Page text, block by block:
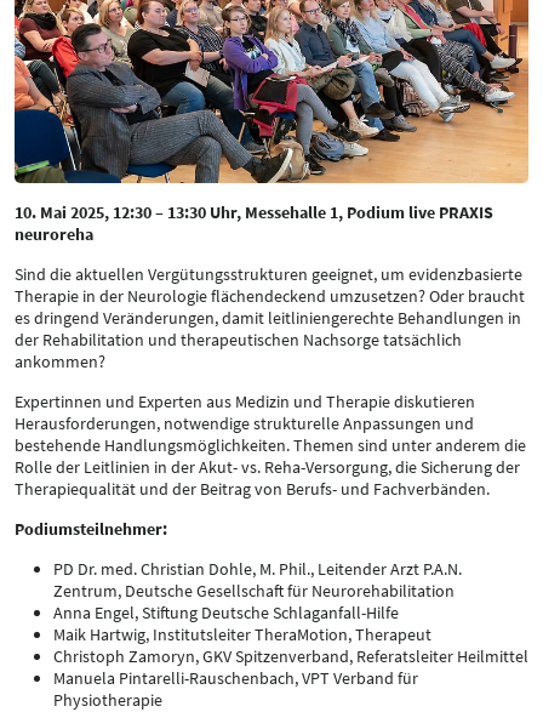
10. Mai 2025, 12:30 – 13:30 Uhr, Messehalle 1, Podium live PRAXIS
neuroreha
Sind die aktuellen Vergütungsstrukturen geeignet, um evidenzbasierte
Therapie in der Neurologie flächendeckend umzusetzen? Oder braucht
es dringend Veränderungen, damit leitliniengerechte Behandlungen in
der Rehabilitation und therapeutischen Nachsorge tatsächlich
ankommen?
Expertinnen und Experten aus Medizin und Therapie diskutieren
Herausforderungen, notwendige strukturelle Anpassungen und
bestehende Handlungsmöglichkeiten. Themen sind unter anderem die
Rolle der Leitlinien in der Akut- vs. Reha-Versorgung, die Sicherung der
Therapiequalität und der Beitrag von Berufs- und Fachverbänden.
Podiumsteilnehmer:
PD Dr. med. Christian Dohle, M. Phil., Leitender Arzt P.A.N.
Zentrum, Deutsche Gesellschaft für Neurorehabilitation
Anna Engel, Stiftung Deutsche Schlaganfall-Hilfe
Maik Hartwig, Institutsleiter TheraMotion, Therapeut
Christoph Zamoryn, GKV Spitzenverband, Referatsleiter Heilmittel
Manuela Pintarelli-Rauschenbach, VPT Verband für
Physiotherapie